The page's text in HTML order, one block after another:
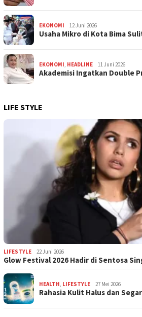
EKONOMI 12 Juni 2026
Usaha Mikro di Kota Bima
EKONOMI, HEADLINE 11 Juni 2026
Akademisi Ingatkan Double
LIFE STYLE
LIFESTYLE 22 Juni 2026
Glow Festival 2026 Hadir di Sentosa
HEALTH, LIFESTYLE 27 Mei 2026
Rahasia Kulit Halus dan